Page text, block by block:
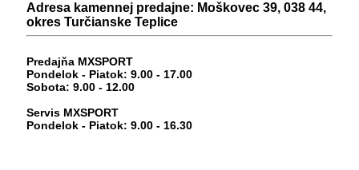
Adresa kamennej predajne: Moškovec 39, 038 44,
okres Turčianske Teplice
Predajňa MXSPORT
Pondelok - Piatok: 9.00 - 17.00
Sobota: 9.00 - 12.00
Servis MXSPORT
Pondelok - Piatok: 9.00 - 16.30